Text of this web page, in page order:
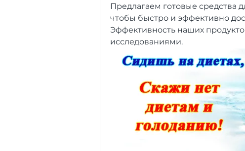
Предлагаем готовые средства
чтобы быстро и эффективно
Эффективность наших
исследованиями.